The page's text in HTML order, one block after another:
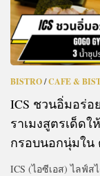
BISTRO/CAFE &
ICS ชวนอิ่มอร่อ
ราเมงสูตรเด็ด
กรอบนอกนุ่มใ
ICS (ไอซีเอส) ไลฟ์